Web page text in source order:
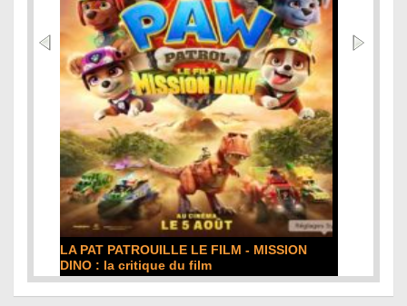
LA PAT PATROUILLE LE FILM - MISSION
DINO : la critique du film